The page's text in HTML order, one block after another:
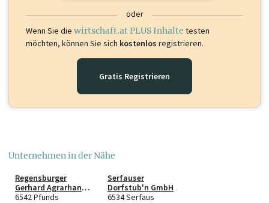
oder
Wenn Sie die wirtschaft.at PLUS Inhalte testen
möchten, können Sie sich kostenlos registrieren.
Gratis Registrieren
Unternehmen in der Nähe
Regensburger
Gerhard Agrarhandel
e.U.
6542 Pfunds
Serfauser
Dorfstub'n GmbH
6534 Serfaus